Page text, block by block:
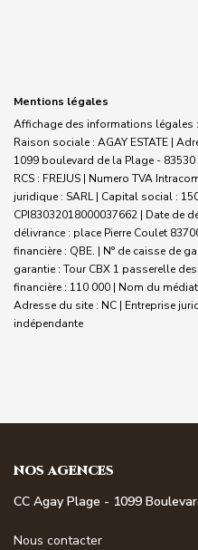
Mentions légales
Affichage des informations légales :
Raison sociale : AGAY ESTATE |
1099 boulevard de la Plage -
RCS : FREJUS | Numero TVA
juridique : SARL | Capital social :
CPI83032018000037662 | Date de
délivrance : place Pierre Coulet
financière : QBE. | N° de caisse de
garantie : Tour CBX 1 passerelle
financière : 110 000 | Nom du
Adresse du site : NC | Entreprise
indépendante
NOS AGENCES
CC Agay Plage - 1099
Nous contacter